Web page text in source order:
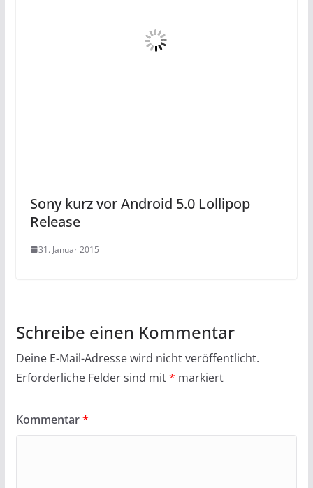
Sony kurz vor Android 5.0 Lollipop
Release
31. Januar 2015
Schreibe einen Kommentar
Deine E-Mail-Adresse wird nicht veröffentlicht.
Erforderliche Felder sind mit* markiert
Kommentar*